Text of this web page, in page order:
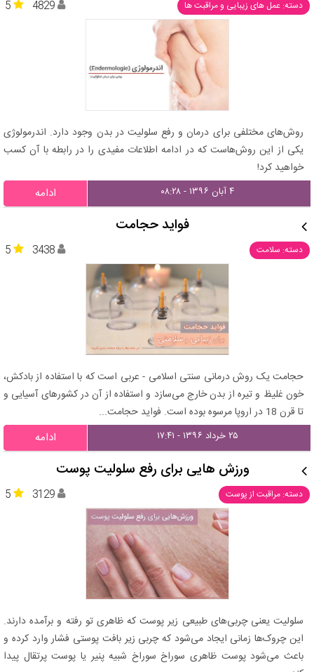
دسته: عمل های زیبایی و مراقبت ها 5 4829
روش‌های مختلفی برای درمان و رفع سلولیت در بدن وجود دارد. اندرمولوژی
یکی از این روش‌هاست که در ادامه اطلاعات مفیدی را در رابطه با آن کسب
خواهید کرد!
۴ آبان ۱۳۹۶ - ۰۸:۲۸ ادامه
فواید حجامت
دسته: سلامت 5 3438
حجامت یک روش درمانی سنتی اسلامی - عربی است که با استفاده از بادکش،
خون غلیظ و تیره از بدن خارج می‌سازد و استفاده از آن در کشورهای آسیایی و
تا قرن 18 در اروپا مرسوه بوده است. فواید حجامت...
۲۵ خرداد ۱۳۹۶ - ۱۷:۴۱ ادامه
ورزش هایی برای رفع سلولیت پوست
دسته: مراقبت از پوست 5 3129
سلولیت یعنی چربی‌های طبیعی زیر پوست که ظاهری تو رفته و برآمده دارند.
این چروک‌ها زمانی ایجاد می‌شود که چربی زیر بافت پوستی فشار وارد کرده و
باعث می‌شود پوست ظاهری سوراخ سوراخ شبیه پنیر یا پوست پرتقال پیدا